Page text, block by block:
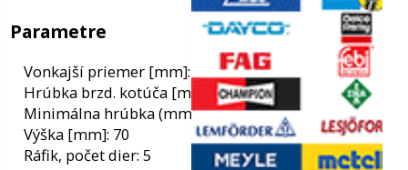
skiel